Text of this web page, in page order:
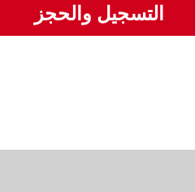
التسجيل والحجز